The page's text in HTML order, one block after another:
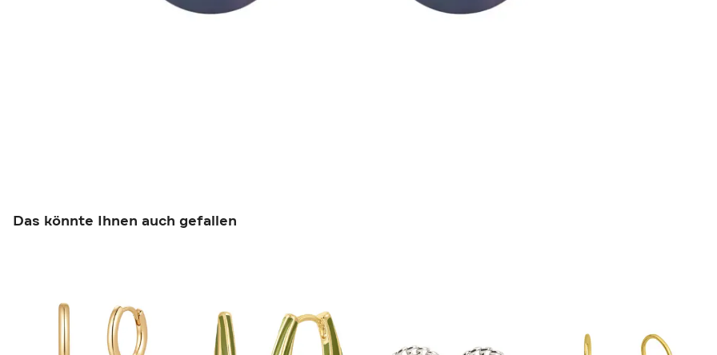
Das könnte Ihnen auch gefallen